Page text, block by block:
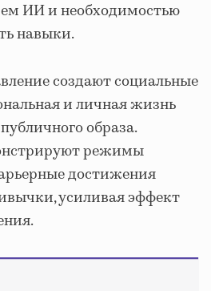
ИИ и необходимостью
навыки.
создают социальные
и личная жизнь
образа.
режимы
достижения
усиливая эффект